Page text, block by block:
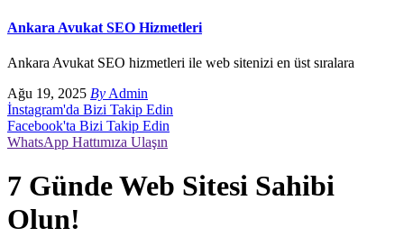
Ankara Avukat SEO Hizmetleri
Ankara Avukat SEO hizmetleri ile web sitenizi en üst sıralara
Ağu 19, 2025 By Admin
İnstagram'da Bizi Takip Edin
Facebook'ta Bizi Takip Edin
WhatsApp Hattımıza Ulaşın
7 Günde Web Sitesi Sahibi
Olun!